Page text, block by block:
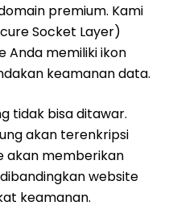
premium. Kami
Socket Layer)
Anda memiliki ikon
keamanan data.
tidak bisa ditawar.
akan terenkripsi
akan memberikan
website
keamanan.